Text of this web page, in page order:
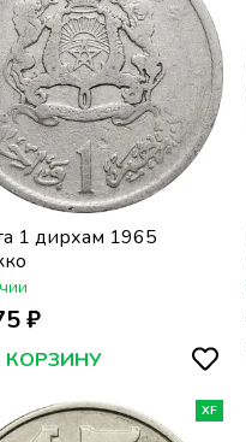
1 дирхам 1965
₽
КОРЗИНУ
XF